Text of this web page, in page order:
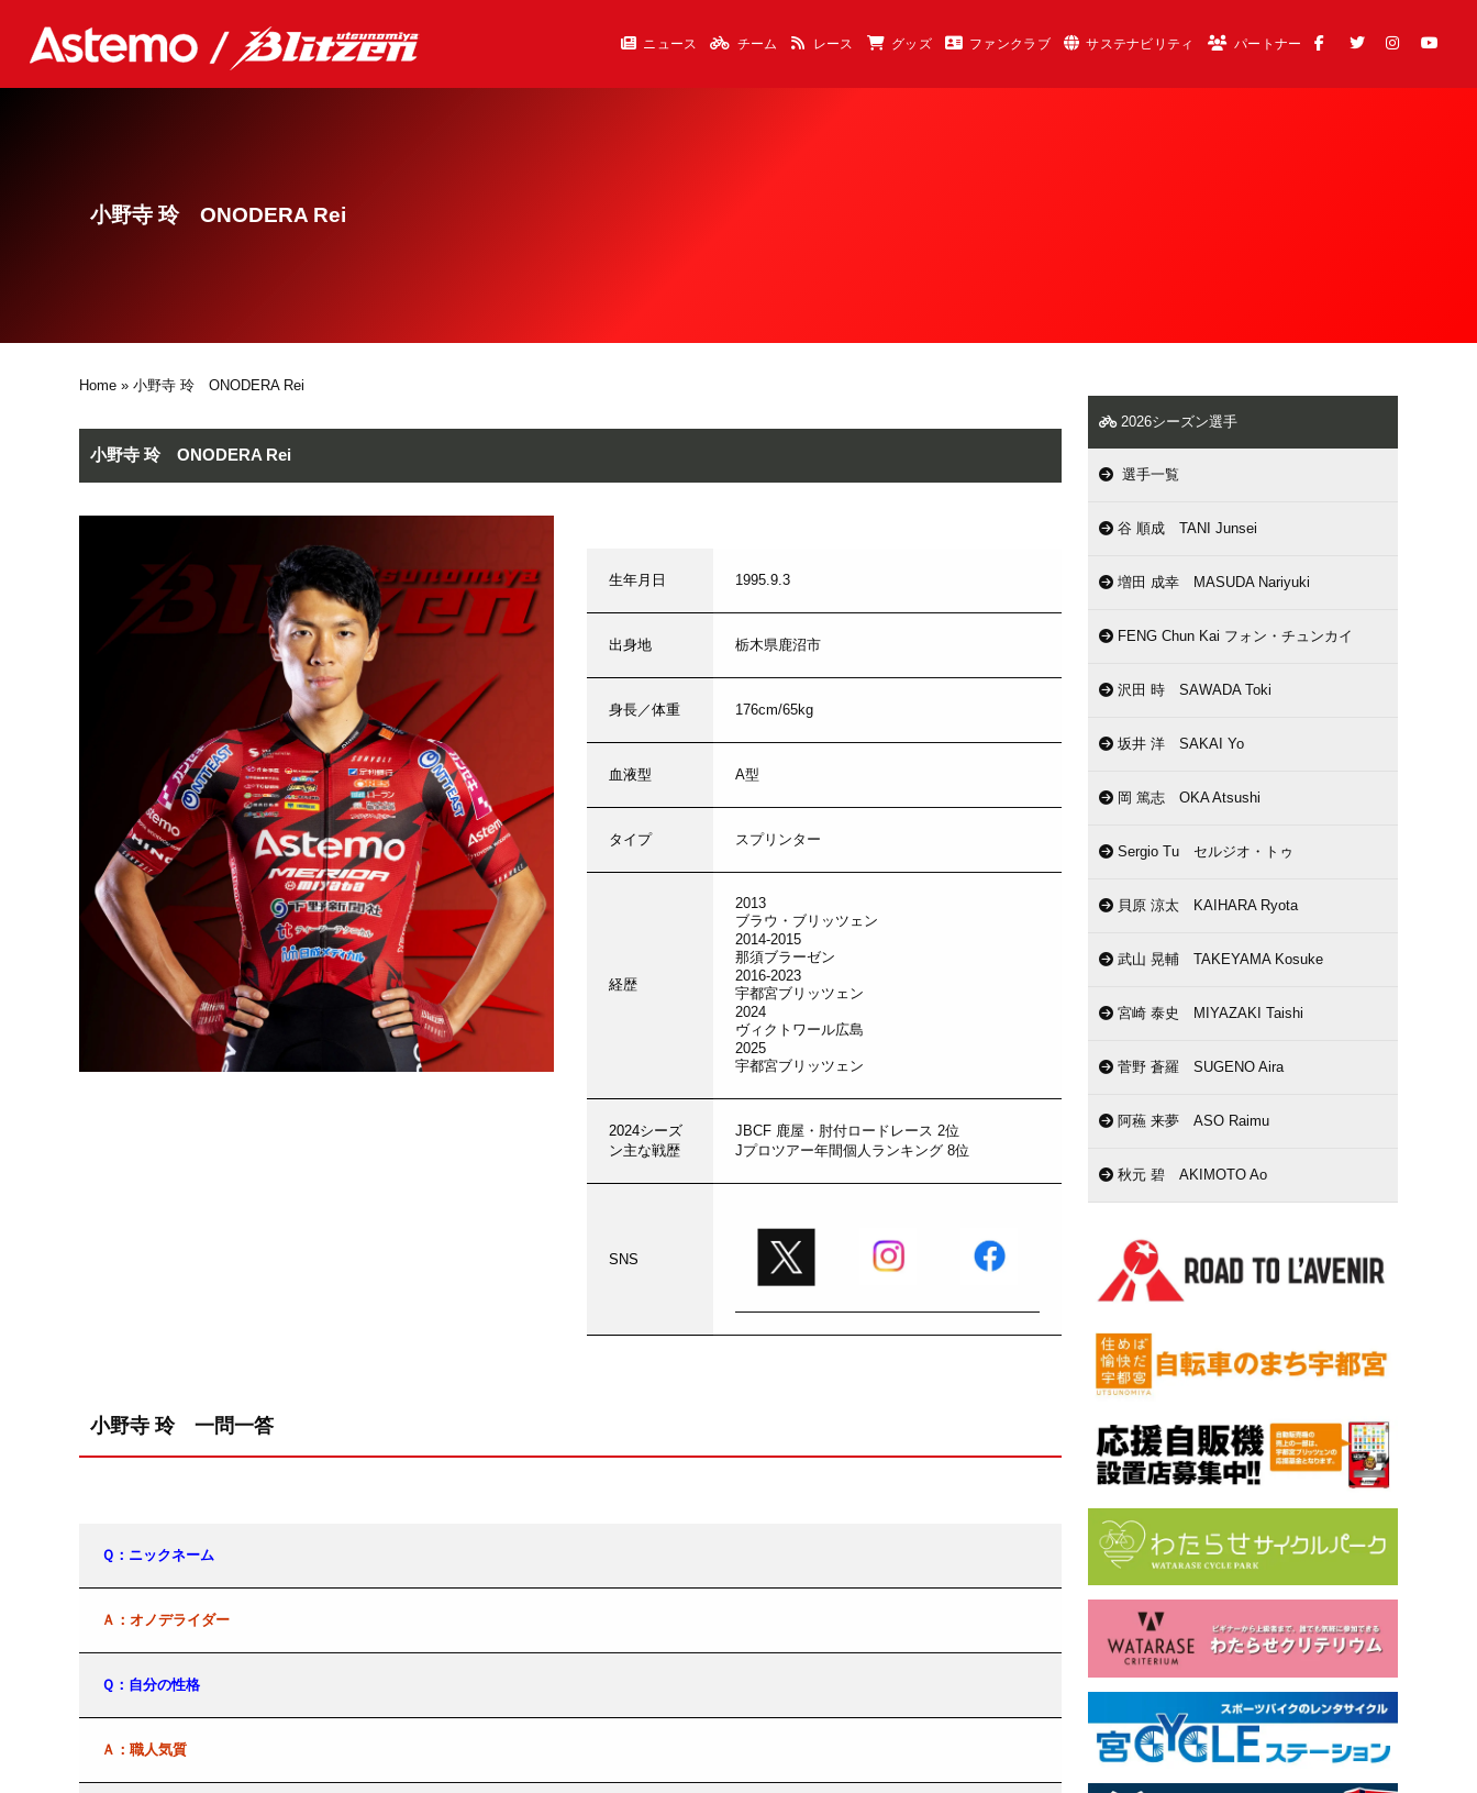
ニュース チーム レース グッズ ファンクラブ サステナビリティ パートナー
小野寺 玲 ONODERA Rei
Home » 小野寺 玲 ONODERA Rei
小野寺 玲 ONODERA Rei
生年月日 1995.9.3
出身地 栃木県鹿沼市
身長／体重 176cm/65kg
血液型 A型
タイプ スプリンター
経歴
2013
ブラウ・ブリッツェン
2014-2015
那須ブラーゼン
2016-2023
宇都宮ブリッツェン
2024
ヴィクトワール広島
2025
宇都宮ブリッツェン
2024シーズ
ン主な戦歴
JBCF 鹿屋・肘付ロードレース 2位
Jプロツアー年間個人ランキング 8位
SNS
小野寺 玲 一問一答
Ｑ：ニックネーム
Ａ：オノデライダー
Ｑ：自分の性格
Ａ：職人気質
2026シーズン選手
選手一覧
谷 順成 TANI Junsei
増田 成幸 MASUDA Nariyuki
FENG Chun Kai フォン・チュンカイ
沢田 時 SAWADA Toki
坂井 洋 SAKAI Yo
岡 篤志 OKA Atsushi
Sergio Tu セルジオ・トゥ
貝原 涼太 KAIHARA Ryota
武山 晃輔 TAKEYAMA Kosuke
宮崎 泰史 MIYAZAKI Taishi
菅野 蒼羅 SUGENO Aira
阿蘓 来夢 ASO Raimu
秋元 碧 AKIMOTO Ao